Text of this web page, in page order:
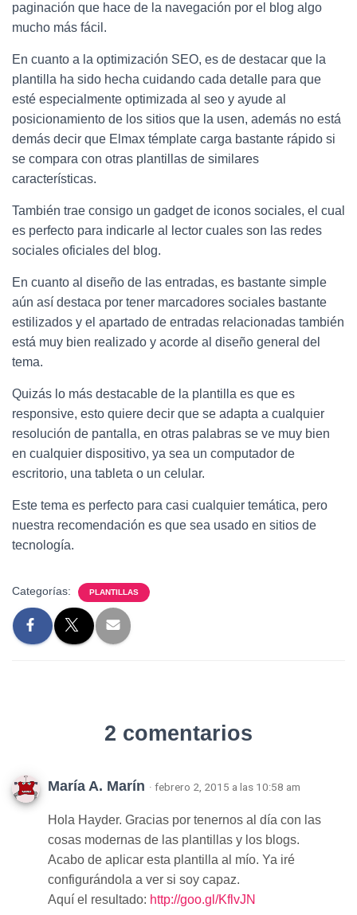
paginación que hace de la navegación por el blog algo
mucho más fácil.
En cuanto a la optimización SEO, es de destacar que la
plantilla ha sido hecha cuidando cada detalle para que
esté especialmente optimizada al seo y ayude al
posicionamiento de los sitios que la usen, además no está
demás decir que Elmax témplate carga bastante rápido si
se compara con otras plantillas de similares
características.
También trae consigo un gadget de iconos sociales, el cual
es perfecto para indicarle al lector cuales son las redes
sociales oficiales del blog.
En cuanto al diseño de las entradas, es bastante simple
aún así destaca por tener marcadores sociales bastante
estilizados y el apartado de entradas relacionadas también
está muy bien realizado y acorde al diseño general del
tema.
Quizás lo más destacable de la plantilla es que es
responsive, esto quiere decir que se adapta a cualquier
resolución de pantalla, en otras palabras se ve muy bien
en cualquier dispositivo, ya sea un computador de
escritorio, una tableta o un celular.
Este tema es perfecto para casi cualquier temática, pero
nuestra recomendación es que sea usado en sitios de
tecnología.
Categorías: PLANTILLAS
2 comentarios
María A. Marín · febrero 2, 2015 a las 10:58 am
Hola Hayder. Gracias por tenernos al día con las
cosas modernas de las plantillas y los blogs.
Acabo de aplicar esta plantilla al mío. Ya iré
configurándola a ver si soy capaz.
Aquí el resultado: http://goo.gl/KflvJN